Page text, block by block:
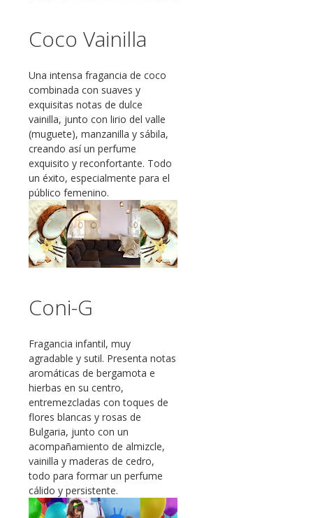
Coco Vainilla
Una intensa fragancia de coco
combinada con suaves y
exquisitas notas de dulce
vainilla, junto con lirio del valle
(muguete), manzanilla y sábila,
creando así un perfume
exquisito y reconfortante. Todo
un éxito, especialmente para el
público femenino.
Coni-G
Fragancia infantil, muy
agradable y sutil. Presenta notas
aromáticas de bergamota e
hierbas en su centro,
entremezcladas con toques de
flores blancas y rosas de
Bulgaria, junto con un
acompañamiento de almizcle,
vainilla y maderas de cedro,
todo para formar un perfume
cálido y persistente.